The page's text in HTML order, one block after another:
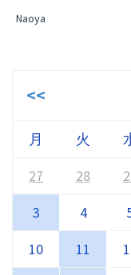
Naoya
<<
月 火
27
28
3
4
10
11